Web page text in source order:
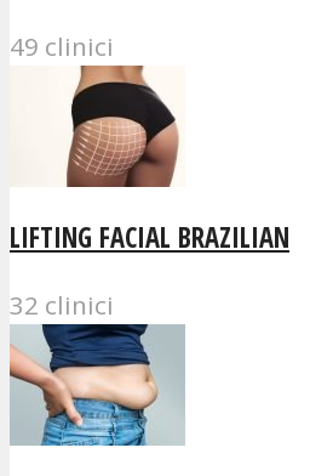
49 clinici
LIFTING FACIAL BRAZILIAN
32 clinici